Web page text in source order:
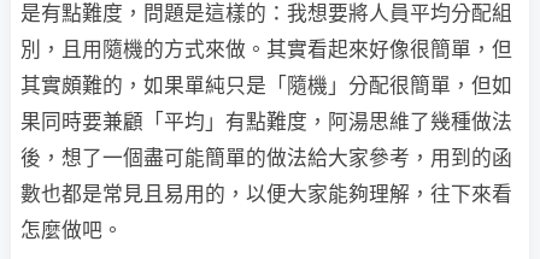
是有點難度，問題是這樣的：我想要將人員平均分配組
別，且用隨機的方式來做。其實看起來好像很簡單，但
其實頗難的，如果單純只是「隨機」分配很簡單，但如
果同時要兼顧「平均」有點難度，阿湯思維了幾種做法
後，想了一個盡可能簡單的做法給大家參考，用到的函
數也都是常見且易用的，以便大家能夠理解，往下來看
怎麼做吧。